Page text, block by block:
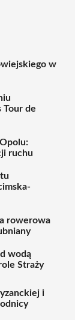
w
Tour de
ruchu
rowerowa
wodą
Straży
i